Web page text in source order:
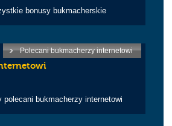
bonusy bukmacherskie
Polecani bukmacherzy internetowi
polecani bukmacherzy internetowi